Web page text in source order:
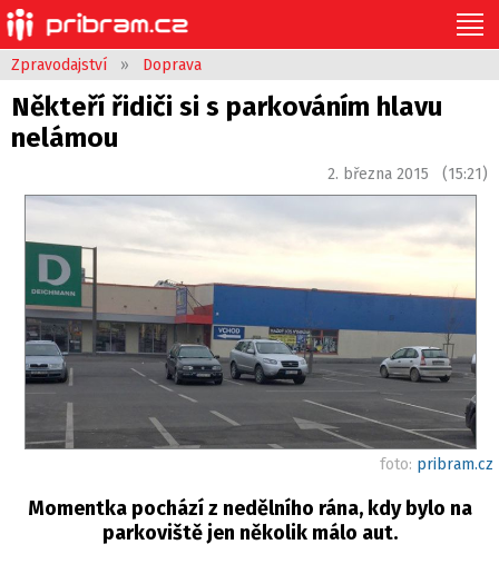
Zpravodajství » Doprava
Někteří řidiči si s parkováním hlavu
nelámou
2. března 2015 (15:21)
foto: pribram.cz
Momentka pochází z nedělního rána, kdy bylo na
parkoviště jen několik málo aut.